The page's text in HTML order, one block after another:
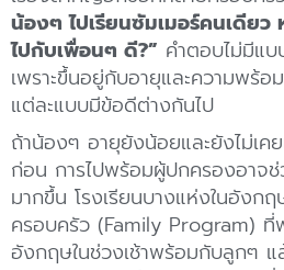
น้องๆ ไปเรียนซัมเมอร์คนเดีย
ไปกับเพื่อนๆ ดี?” คำตอบไม่มีแ
เพราะขึ้นอยู่กับอายุและความพร้
แต่ละแบบมีข้อดีต่างกันไป
ถ้าน้องๆ อายุยังน้อยและยังไม่เค
ก่อน การไปพร้อมผู้ปกครองอาจ
มากขึ้น โรงเรียนบางแห่งในอังก
ครอบครัว (Family Program) ที่
อังกฤษในช่วงเช้าพร้อมกับลูกๆ แ